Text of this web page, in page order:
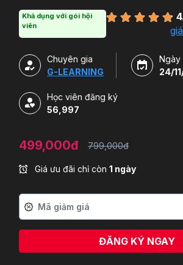
phát triển tư duy tổ chức dữ liệu
cáo trên Excel.
Khả dụng với gói hội
viên
giá
Chuyên gia
G-LEARNING
Ngày
24/
Học viên đăng ký
56,997
499,000đ 799,000đ
Giá ưu đãi chỉ còn 1 ngày
ĐĂNG KÝ NGAY